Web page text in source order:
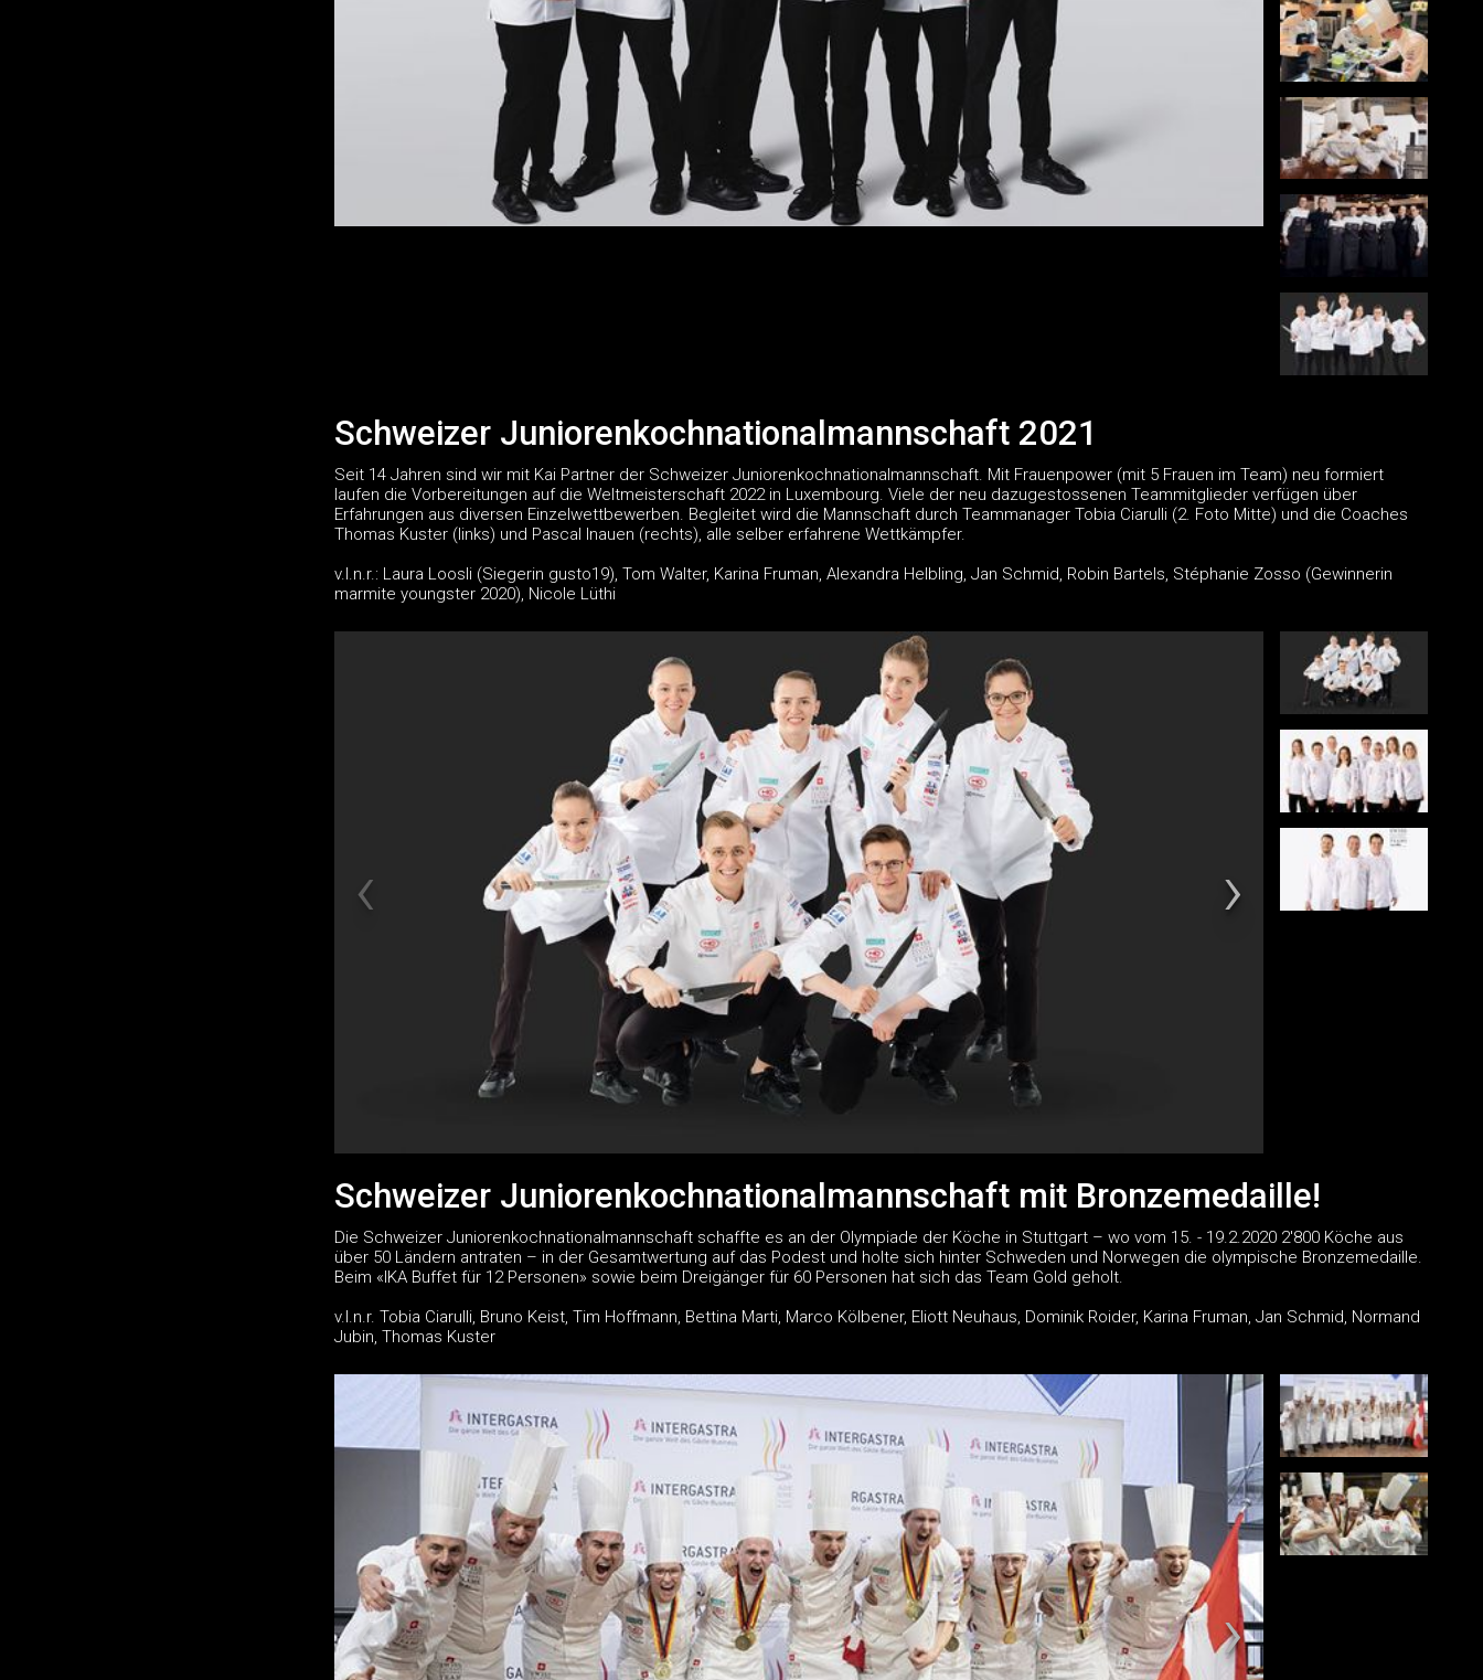
Schweizer Juniorenkochnationalmannschaft 2021
Seit 14 Jahren sind wir mit Kai Partner der Schweizer Juniorenkochnationalmannschaft. Mit Frauenpower (mit 5 Frauen im Team) neu formiert
laufen die Vorbereitungen auf die Weltmeisterschaft 2022 in Luxembourg. Viele der neu dazugestossenen Teammitglieder verfügen über
Erfahrungen aus diversen Einzelwettbewerben. Begleitet wird die Mannschaft durch Teammanager Tobia Ciarulli (2. Foto Mitte) und die Coaches
Thomas Kuster (links) und Pascal Inauen (rechts), alle selber erfahrene Wettkämpfer.
v.l.n.r.: Laura Loosli (Siegerin gusto19), Tom Walter, Karina Fruman, Alexandra Helbling, Jan Schmid, Robin Bartels, Stéphanie Zosso (Gewinnerin
marmite youngster 2020), Nicole Lüthi
Schweizer Juniorenkochnationalmannschaft mit Bronzemedaille!
Die Schweizer Juniorenkochnationalmannschaft schaffte es an der Olympiade der Köche in Stuttgart – wo vom 15. - 19.2.2020 2'800 Köche aus
über 50 Ländern antraten – in der Gesamtwertung auf das Podest und holte sich hinter Schweden und Norwegen die olympische Bronzemedaille.
Beim «IKA Buffet für 12 Personen» sowie beim Dreigänger für 60 Personen hat sich das Team Gold geholt.
v.l.n.r. Tobia Ciarulli, Bruno Keist, Tim Hoffmann, Bettina Marti, Marco Kölbener, Eliott Neuhaus, Dominik Roider, Karina Fruman, Jan Schmid, Normand
Jubin, Thomas Kuster